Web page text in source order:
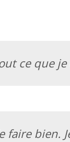
ce que
faire bien.